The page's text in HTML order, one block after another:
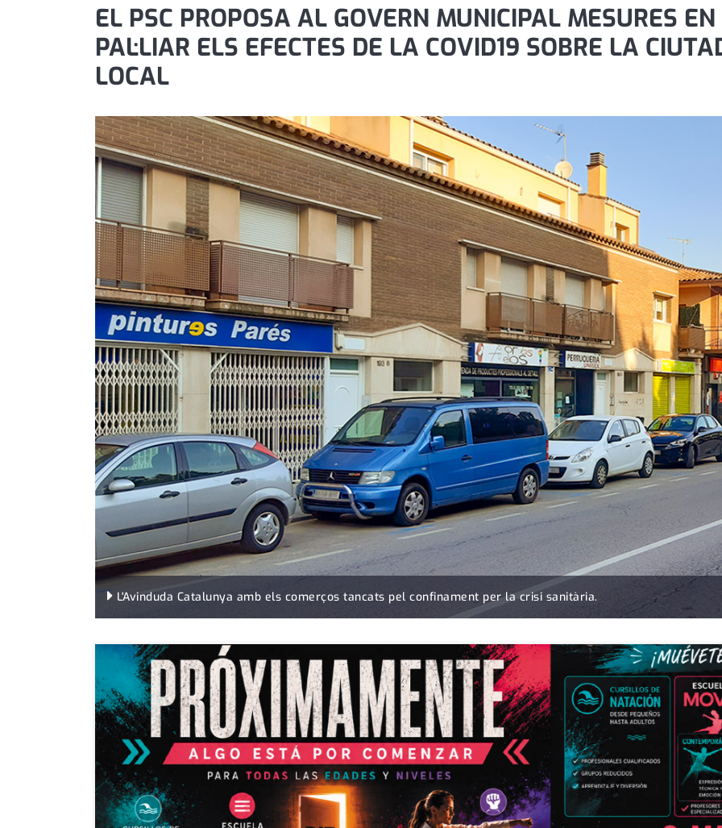
promo serveis
reportatge
societat
successos
urbanisme
editorial
EL PSC PROPOSA AL GOVERN MUNICIPAL MESURES
PAL·LIAR ELS EFECTES DE LA COVID19 SOBRE LA
LOCAL
L'Avinduda Catalunya amb els comerços tancats pel confinament per la crisi sanitària.